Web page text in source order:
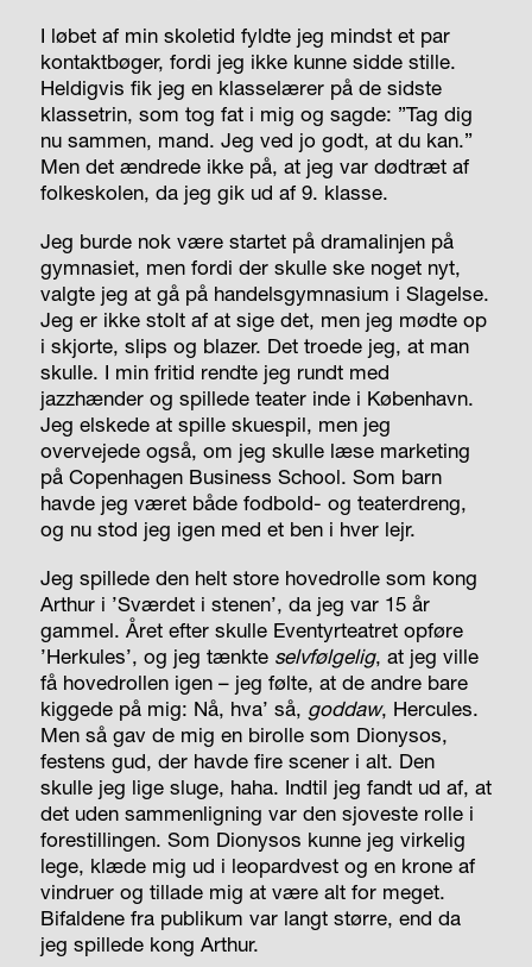
I løbet af min skoletid fyldte jeg mindst et par
kontaktbøger, fordi jeg ikke kunne sidde stille.
Heldigvis fik jeg en klasselærer på de sidste
klassetrin, som tog fat i mig og sagde: ”Tag dig
nu sammen, mand. Jeg ved jo godt, at du kan.”
Men det ændrede ikke på, at jeg var dødtræt af
folkeskolen, da jeg gik ud af 9. klasse.
Jeg burde nok være startet på dramalinjen på
gymnasiet, men fordi der skulle ske noget nyt,
valgte jeg at gå på handelsgymnasium i Slagelse.
Jeg er ikke stolt af at sige det, men jeg mødte op
i skjorte, slips og blazer. Det troede jeg, at man
skulle. I min fritid rendte jeg rundt med
jazzhænder og spillede teater inde i København.
Jeg elskede at spille skuespil, men jeg
overvejede også, om jeg skulle læse marketing
på Copenhagen Business School. Som barn
havde jeg været både fodbold- og teaterdreng,
og nu stod jeg igen med et ben i hver lejr.
Jeg spillede den helt store hovedrolle som kong
Arthur i ’Sværdet i stenen’, da jeg var 15 år
gammel. Året efter skulle Eventyrteatret opføre
’Herkules’, og jeg tænkte selvfølgelig, at jeg ville
få hovedrollen igen – jeg følte, at de andre bare
kiggede på mig: Nå, hva’ så, goddaw, Hercules.
Men så gav de mig en birolle som Dionysos,
festens gud, der havde fire scener i alt. Den
skulle jeg lige sluge, haha. Indtil jeg fandt ud af, at
det uden sammenligning var den sjoveste rolle i
forestillingen. Som Dionysos kunne jeg virkelig
lege, klæde mig ud i leopardvest og en krone af
vindruer og tillade mig at være alt for meget.
Bifaldene fra publikum var langt større, end da
jeg spillede kong Arthur.